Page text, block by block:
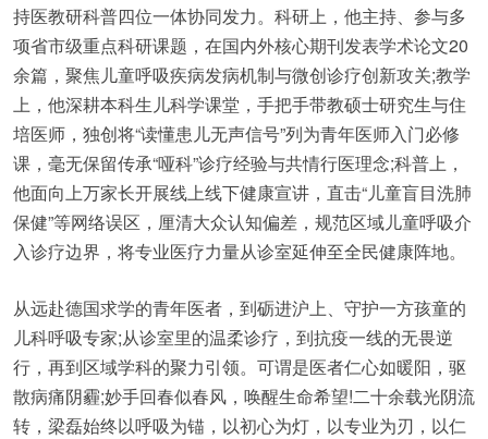
持医教研科普四位一体协同发力。科研上，他主持、参与多
项省市级重点科研课题，在国内外核心期刊发表学术论文20
余篇，聚焦儿童呼吸疾病发病机制与微创诊疗创新攻关;教学
上，他深耕本科生儿科学课堂，手把手带教硕士研究生与住
培医师，独创将“读懂患儿无声信号”列为青年医师入门必修
课，毫无保留传承“哑科”诊疗经验与共情行医理念;科普上，
他面向上万家长开展线上线下健康宣讲，直击“儿童盲目洗肺
保健”等网络误区，厘清大众认知偏差，规范区域儿童呼吸介
入诊疗边界，将专业医疗力量从诊室延伸至全民健康阵地。
从远赴德国求学的青年医者，到砺进‌沪上、守护一方孩童的
儿科呼吸专家;从诊室里的温柔诊疗，到抗疫一线的无畏逆
行，再到区域学科的聚力引领。可谓是医者仁心如暖阳，驱
散病痛阴霾;妙手回春似春风，唤醒生命希望!二十余载光阴流
转，梁磊始终以呼吸为锚，以初心为灯，以专业为刃，以仁